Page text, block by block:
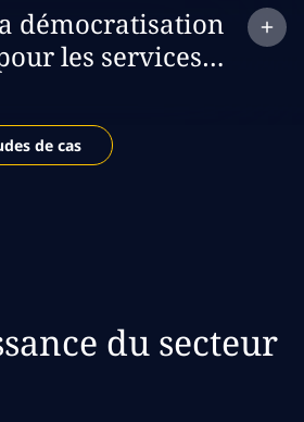
study:
démocratisation
les services
de cas
du secteur